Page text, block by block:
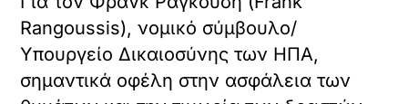
Rangoussis), νομικό σύμβουλο/
Υπουργείο Δικαιοσύνης των ΗΠΑ,
σημαντικά οφέλη στην ασφάλεια των